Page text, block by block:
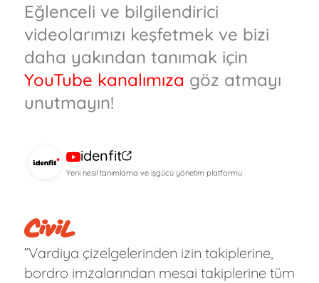
Eğlenceli ve bilgilendirici
videolarımızı keşfetmek ve bizi
daha yakından tanımak için
YouTube kanalımıza göz atmayı
unutmayın!
idenfit
Yeni nesil tanımlama ve işgücü yönetim platformu
“Vardiya çizelgelerinden izin takiplerine,
bordro imzalarından mesai takiplerine tüm